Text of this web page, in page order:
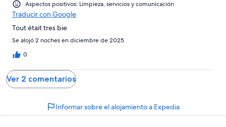
Aspectos positivos: Limpieza, servicios y comunicación
Traducir con Google
Tout était tres bie
Se alojó 2 noches en diciembre de 2025
0
Ver 2 comentarios
Informar sobre el alojamiento a Expedia